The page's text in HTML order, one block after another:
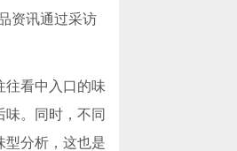
资讯通过采访
往看中入口的味
。同时，不同
型分析，这也是